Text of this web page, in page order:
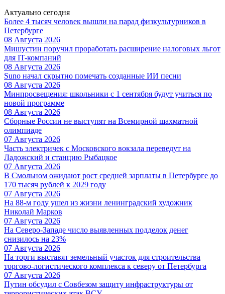
Актуально сегодня
Более 4 тысяч человек вышли на парад физкультурников в
Петербурге
08 Августа 2026
Мишустин поручил проработать расширение налоговых льгот
для IT-компаний
08 Августа 2026
Suno начал скрытно помечать созданные ИИ песни
08 Августа 2026
Минпросвещения: школьники с 1 сентября будут учиться по
новой программе
08 Августа 2026
Сборные России не выступят на Всемирной шахматной
олимпиаде
07 Августа 2026
Часть электричек с Московского вокзала переведут на
Ладожский и станцию Рыбацкое
07 Августа 2026
В Смольном ожидают рост средней зарплаты в Петербурге до
170 тысяч рублей к 2029 году
07 Августа 2026
На 88-м году ушел из жизни ленинградский художник
Николай Марков
07 Августа 2026
На Северо-Западе число выявленных подделок денег
снизилось на 23%
07 Августа 2026
На торги выставят земельный участок для строительства
торгово-логистического комплекса к северу от Петербурга
07 Августа 2026
Путин обсудил с Совбезом защиту инфраструктуры от